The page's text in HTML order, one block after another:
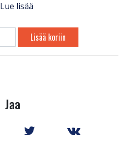
Lue lisää
Lisää koriin
Jaa